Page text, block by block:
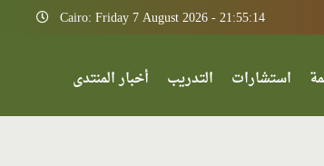
Cairo: Friday 7 August 2026 - 21:55:14
استشارات التدريب أخبار المنتدى